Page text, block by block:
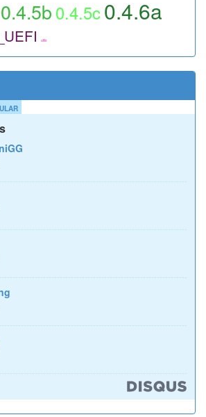
0.4.5b 0.4.5c0.4.6a
utils